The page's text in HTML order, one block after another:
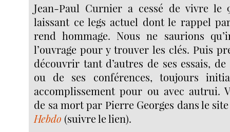
Jean-Paul Curnier a cessé de vivre le
laissant ce legs actuel dont le rappel
rend hommage. Nous ne saurions
l’ouvrage pour y trouver les clés. Puis
découvrir tant d’autres de ses essais,
ou de ses conférences, toujours
accomplissement pour ou avec autrui.
de sa mort par Pierre Georges dans le
Hebdo (suivre le lien).